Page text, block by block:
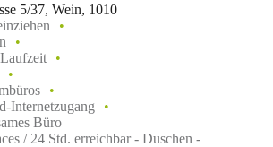
5/37, Wein, 1010
Internetzugang
Büro
/ 24 Std. erreichbar - Duschen -